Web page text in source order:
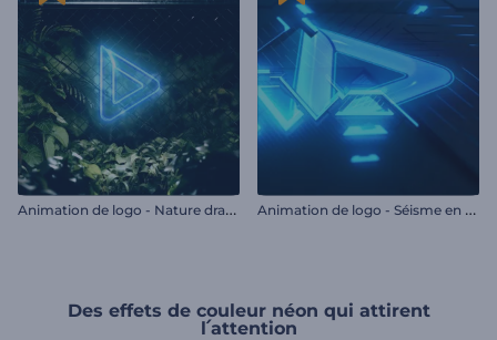
A
nimation de logo - Nature dramatique A
nimation de logo - Séisme en néon
Des effets de couleur néon qui attirent
l՛attention